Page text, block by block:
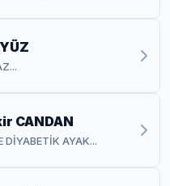
CANDAN
DİYABETİK AYAK...